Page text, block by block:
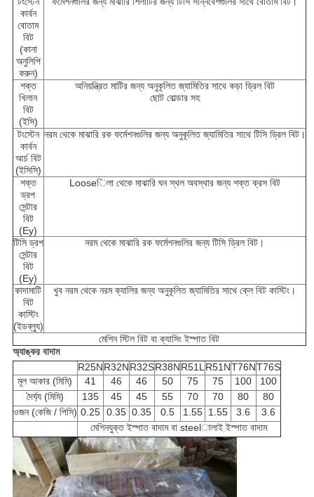
কার্বন
বোতাম
বিট
(কানা
অনুলিপি
করুন)
শক্ত
খিলান
বিট
(ইসি)
অনিয়ন্ত্রিত মাটির জন্য অনুকূলিত জ্যামিতির সাথে কড়া ড্রিল বিট
ছোট বোল্ডার সহ
টংস্টেন
কার্বন
আর্চ বিট
(ইসিসি)
নরম থেকে মাঝারি রক ফর্মেশনগুলির জন্য অনুকূলিত জ্যামিতির সাথে টিসি ড্রিল বিট।
শক্ত
ড্রপ
সেন্টার
বিট
(Ey)
Looseিলা থেকে মাঝারি ঘন স্থল অবস্থার জন্য শক্ত ক্রস বিট
টিসি ড্রপ
সেন্টার
বিট
(Ey)
নরম থেকে মাঝারি রক ফর্মেশনগুলির জন্য টিসি ড্রিল বিট।
কাদামাটি
বিট
কাস্টিং
(ইডব্ল্যু)
খুব নরম থেকে নরম ক্যালির জন্য অনুকূলিত জ্যামিতির সাথে ক্লে বিট কাস্টিং।
মেশিন স্টিল বিট বা ক্যাসিং ইস্পাত বিট
অ্যাঙ্কর বাদাম
R25NR32NR32SR38NR51LR51NT76NT76S
মূল আকার (মিমি)
41 46 46 50 75 75 100
100
দৈর্ঘ্য (মিমি)
135 45 45 55 70 70 80
80
ওজন (কেজি / পিসি) 0.25 0.35 0.35 0.5 1.55 1.55 3.6
3.6
মেশিনযুক্ত ইস্পাত বাদাম বা steelালাই ইস্পাত বাদাম